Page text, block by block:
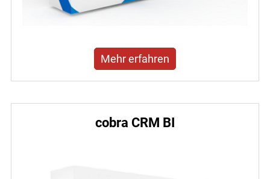
Mehr erfahren
cobra CRM BI